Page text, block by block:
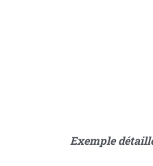
Exemple